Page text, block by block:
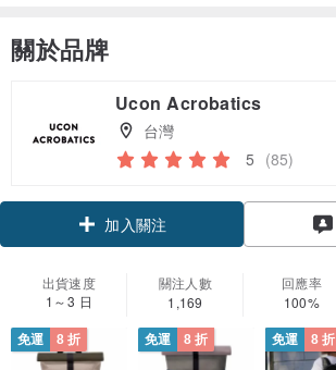
關於品牌
Ucon Acrobatics
台灣
5 (85)
出貨速度
1～3 日
關注人數
1,169
回應率
100%
免運 8 折 免運 8 折 免運 8 折